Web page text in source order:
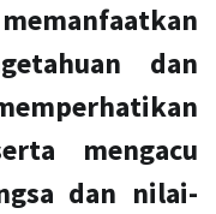
dan
mengacu
dan nilai-